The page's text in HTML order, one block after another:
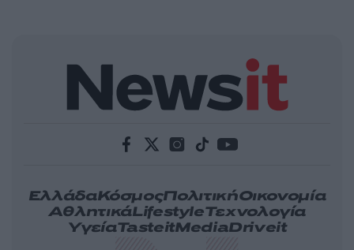
ΕλλάδαΚόσμοςΠολιτικήΟικονομία
ΑθλητικάLifestyleΤεχνολογία
ΥγείαTasteitMediaDriveit